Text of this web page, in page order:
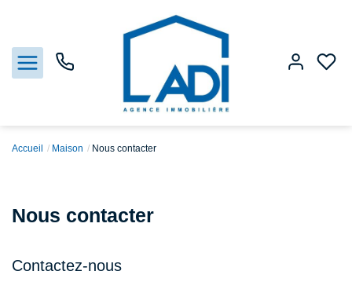
Vendre
Estimation
Accueil Maison Nous contacter
Nous contacter
Contactez-nous